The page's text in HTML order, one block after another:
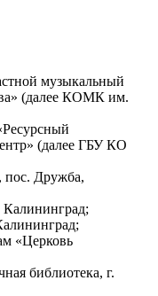
музыкальный
(далее КОМК им.
(далее ГБУ КО
пос. Дружба,
«Церковь
библиотека, г.